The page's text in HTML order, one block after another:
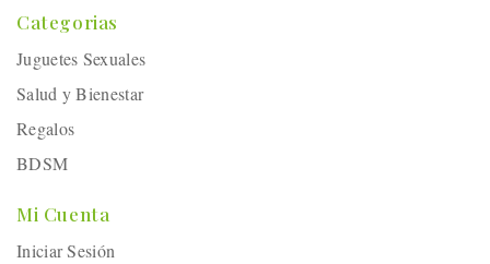
Categorias
Juguetes Sexuales
Salud y Bienestar
Regalos
BDSM
Mi Cuenta
Iniciar Sesión